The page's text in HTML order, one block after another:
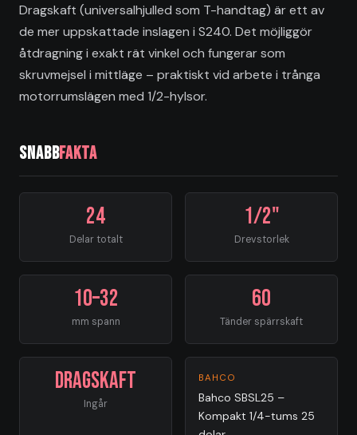
Dragskaft (universalhjulled som T-handtag) är ett av
de mer uppskattade inslagen i S240. Det möjliggör
åtdragning i exakt rät vinkel och fungerar som
skruvmejsel i mittläge – praktiskt vid arbete i trånga
motorrumslägen med 1/2-hylsor.
Snabbfakta
24
Delar totalt
1/2"
Drevstorlek
10–32
mm spann
60
Tänder spärrskaft
Dragskaft
Ingår
BAHCO
Bahco SBSL25 –
Kompakt 1/4-tums 25